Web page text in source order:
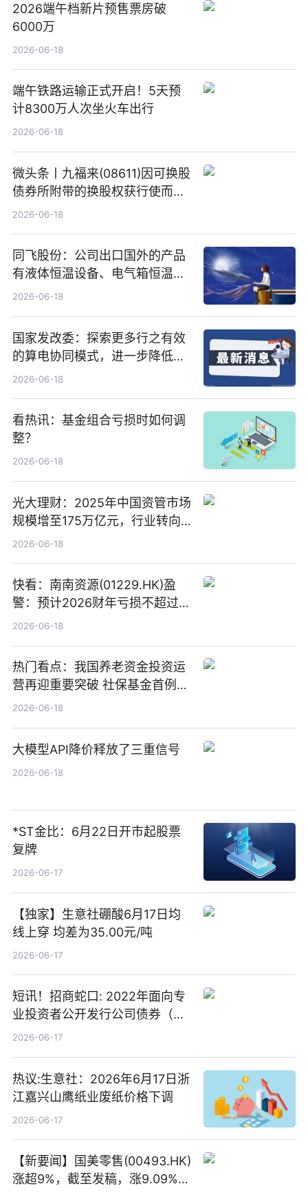
2026端午档新片预售票房破
6000万
2026-06-18
端午铁路运输正式开启！5天预
计8300万人次坐火车出行
2026-06-18
微头条丨九福来(08611)因可换股
债券所附带的换股权获行使而发
行5200万股
2026-06-18
同飞股份：公司出口国外的产品
有液体恒温设备、电气箱恒温装
置、纯水冷却单元和特种换热器
2026-06-18
国家发改委：探索更多行之有效
的算电协同模式，进一步降低网
络传输时延_最资讯
2026-06-18
看热讯：基金组合亏损时如何调
整？
2026-06-18
光大理财：2025年中国资管市场
规模增至175万亿元，行业转向
“量质并重”
2026-06-18
快看：南南资源(01229.HK)盈
警：预计2026财年亏损不超过
1000万港元
2026-06-18
热门看点：我国养老资金投资运
营再迎重要突破 社保基金首例期
货账户完成开立
2026-06-18
大模型API降价释放了三重信号
2026-06-18
*ST金比：6月22日开市起股票
复牌
2026-06-17
【独家】生意社硼酸6月17日均
线上穿 均差为35.00元/吨
2026-06-17
短讯！招商蛇口: 2022年面向专
业投资者公开发行公司债券（第
二期）（品种二）2026年付息公
2026-06-17
热议:生意社：2026年6月17日浙
江嘉兴山鹰纸业废纸价格下调
2026-06-17
【新要闻】国美零售(00493.HK)
涨超9%，截至发稿，涨9.09%，